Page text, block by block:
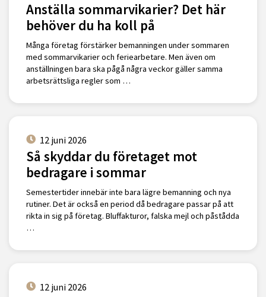
Anställa sommarvikarier? Det här
behöver du ha koll på
Många företag förstärker bemanningen under sommaren
med sommarvikarier och feriearbetare. Men även om
anställningen bara ska pågå några veckor gäller samma
arbetsrättsliga regler som …
12 juni 2026
Så skyddar du företaget mot
bedragare i sommar
Semestertider innebär inte bara lägre bemanning och nya
rutiner. Det är också en period då bedragare passar på att
rikta in sig på företag. Bluffakturor, falska mejl och påstådda
…
12 juni 2026